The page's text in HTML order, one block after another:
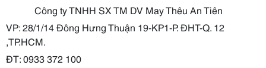
Công ty TNHH SX TM DV May Thêu An Tiên
VP: 28/1/14 Đông Hưng Thuận 19-KP1-P. ĐHT-Q. 12
,TP.HCM.
ĐT: 0933 372 100